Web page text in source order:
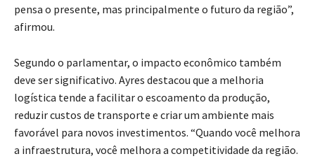
pensa o presente, mas principalmente o futuro da região”,
afirmou.
Segundo o parlamentar, o impacto econômico também
deve ser significativo. Ayres destacou que a melhoria
logística tende a facilitar o escoamento da produção,
reduzir custos de transporte e criar um ambiente mais
favorável para novos investimentos. “Quando você melhora
a infraestrutura, você melhora a competitividade da região.